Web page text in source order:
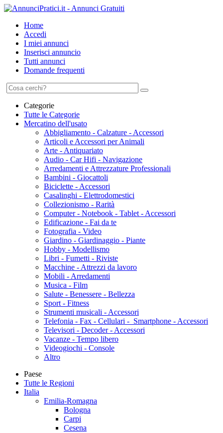
Home
Accedi
I miei annunci
Inserisci annuncio
Tutti annunci
Domande frequenti
Categorie
Tutte le Categorie
Mercatino dell'usato
Abbigliamento - Calzature - Accessori
Articoli e Accessori per Animali
Arte - Antiquariato
Audio - Car Hifi - Navigazione
Arredamenti e Attrezzature Professionali
Bambini - Giocattoli
Biciclette - Accessori
Casalinghi - Elettrodomestici
Collezionismo - Rarità
Computer - Notebook - Tablet - Accessori
Edificazione - Fai da te
Fotografia - Video
Giardino - Giardinaggio - Piante
Hobby - Modellismo
Libri - Fumetti - Riviste
Macchine - Attrezzi da lavoro
Mobili - Arredamenti
Musica - Film
Salute - Benessere - Bellezza
Sport - Fitness
Strumenti musicali - Accessori
Telefonia - Fax - Cellulari - Smartphone - Accessori
Televisori - Decoder - Accessori
Vacanze - Tempo libero
Videogiochi - Console
Altro
Paese
Tutte le Regioni
Italia
Emilia-Romagna
Bologna
Carpi
Cesena